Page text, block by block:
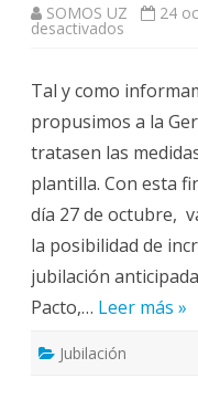
SOMOS UZ 24
desactivados
sobre
incentivo
de
la
jubilación
anticipada
Tal y como
propusimos a la
tratasen las
plantilla. Con esta
día 27 de octubre,
la posibilidad de
jubilación
Pacto,… Leer más »
Jubilación